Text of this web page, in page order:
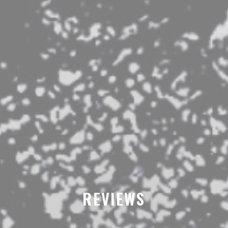
REVIEWS